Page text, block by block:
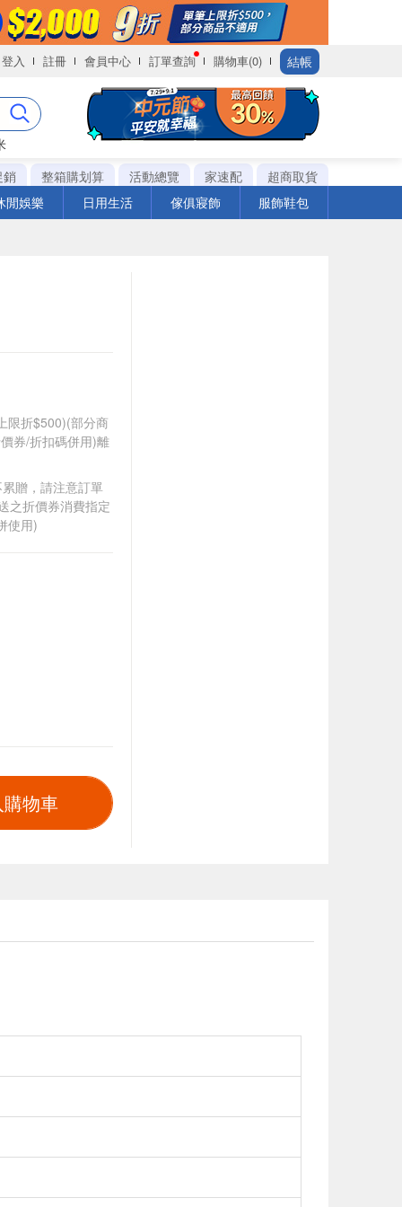
登入 註冊 會員中心 訂單查詢 購物車(0) 結帳
銷 整箱購划算 活動總覽 家速配
超商取貨
閒娛樂 日用生活 傢俱寢飾 服飾鞋包
限折$500)(部分商
券/折扣碼併用)離
贈，請注意訂單
之折價券消費指定
使用)
物車